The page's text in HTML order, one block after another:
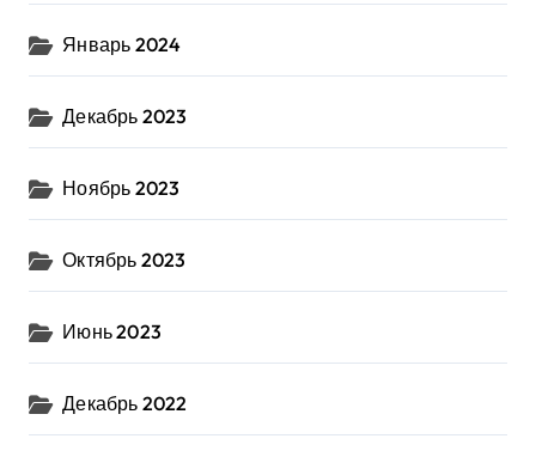
Январь 2024
Декабрь 2023
Ноябрь 2023
Октябрь 2023
Июнь 2023
Декабрь 2022